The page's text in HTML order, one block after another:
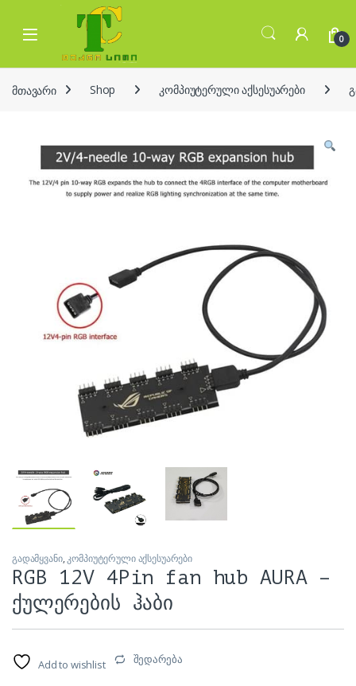
Skip to navigation
Skip to content
Open 0
მთავარი Shop კომპიუტერული აქსესუარები
გადამყვანი,კომპიუტერული აქსესუარები
RGB 12V 4Pin fan hub AURA –
ქულერების ჰაბი
Add to wishlist შედარება